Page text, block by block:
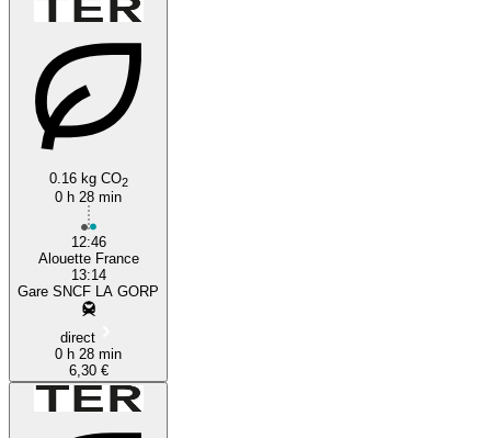
0.16 kg CO2
0 h 28 min
12:46
Alouette France
13:14
Gare SNCF LA GORP
direct
0 h 28 min
6,30 €